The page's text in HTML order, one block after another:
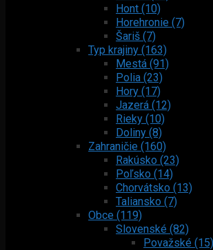
Hont (10)
Horehronie (7)
Šariš (7)
Typ krajiny (163)
Mestá (91)
Polia (23)
Hory (17)
Jazerá (12)
Rieky (10)
Doliny (8)
Zahraničie (160)
Rakúsko (23)
Poľsko (14)
Chorvátsko (13)
Taliansko (7)
Obce (119)
Slovenské (82)
Považské (15)